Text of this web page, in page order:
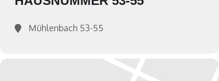
Mühlenbach 53-55